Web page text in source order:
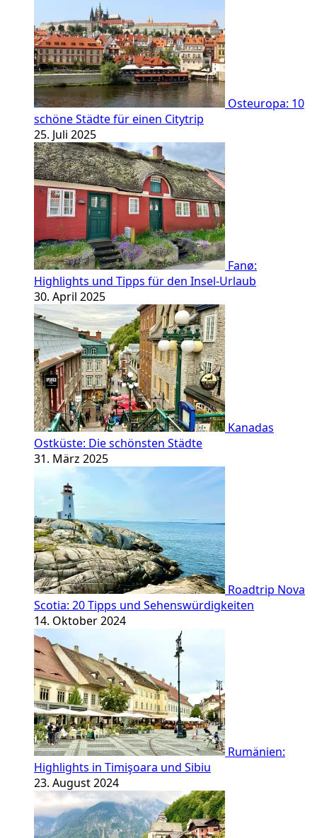
Osteuropa: 10
schöne Städte für einen Citytrip
25. Juli 2025
Fanø:
Highlights und Tipps für den Insel-Urlaub
30. April 2025
Kanadas
Ostküste: Die schönsten Städte
31. März 2025
Roadtrip Nova
Scotia: 20 Tipps und Sehenswürdigkeiten
14. Oktober 2024
Rumänien:
Highlights in Timişoara und Sibiu
23. August 2024